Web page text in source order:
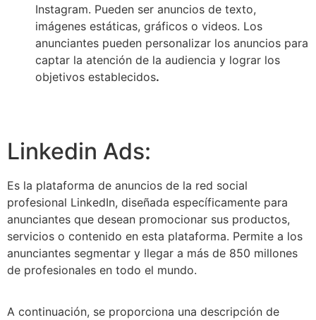
Instagram. Pueden ser anuncios de texto,
imágenes estáticas, gráficos o videos. Los
anunciantes pueden personalizar los anuncios para
captar la atención de la audiencia y lograr los
objetivos establecidos.
Linkedin Ads:
Es la plataforma de anuncios de la red social
profesional LinkedIn, diseñada específicamente para
anunciantes que desean promocionar sus productos,
servicios o contenido en esta plataforma. Permite a los
anunciantes segmentar y llegar a más de 850 millones
de profesionales en todo el mundo.
A continuación, se proporciona una descripción de